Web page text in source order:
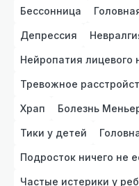
Бессонница
Депрессия
Нейропатия лицевого
Тревожное
Храп Болезнь
Тики у детей
Подросток ничего не
Частые истерики у